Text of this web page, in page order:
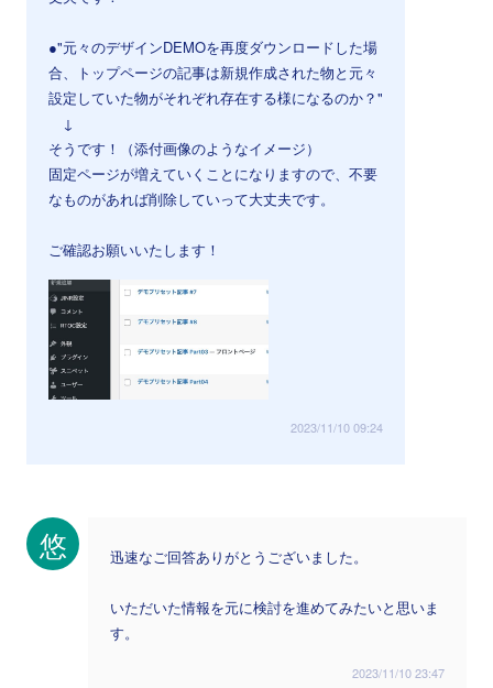
●"元々のデザインDEMOを再度ダウンロードした場
合、トップページの記事は新規作成された物と元々
設定していた物がそれぞれ存在する様になるのか？"
↓
そうです！（添付画像のようなイメージ）
固定ページが増えていくことになりますので、不要
なものがあれば削除していって大丈夫です。
ご確認お願いいたします！
2023/11/10 09:24
悠 迅速なご回答ありがとうございました。
いただいた情報を元に検討を進めてみたいと思いま
す。
2023/11/10 23:47